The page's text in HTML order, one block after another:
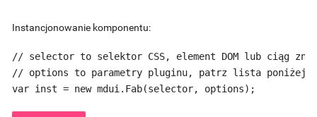
Instancjonowanie komponentu:
// selector to selektor CSS, element DOM lub ciąg
// options to parametry pluginu, patrz lista poniżej
var inst = new mdui.Fab(selector, options);